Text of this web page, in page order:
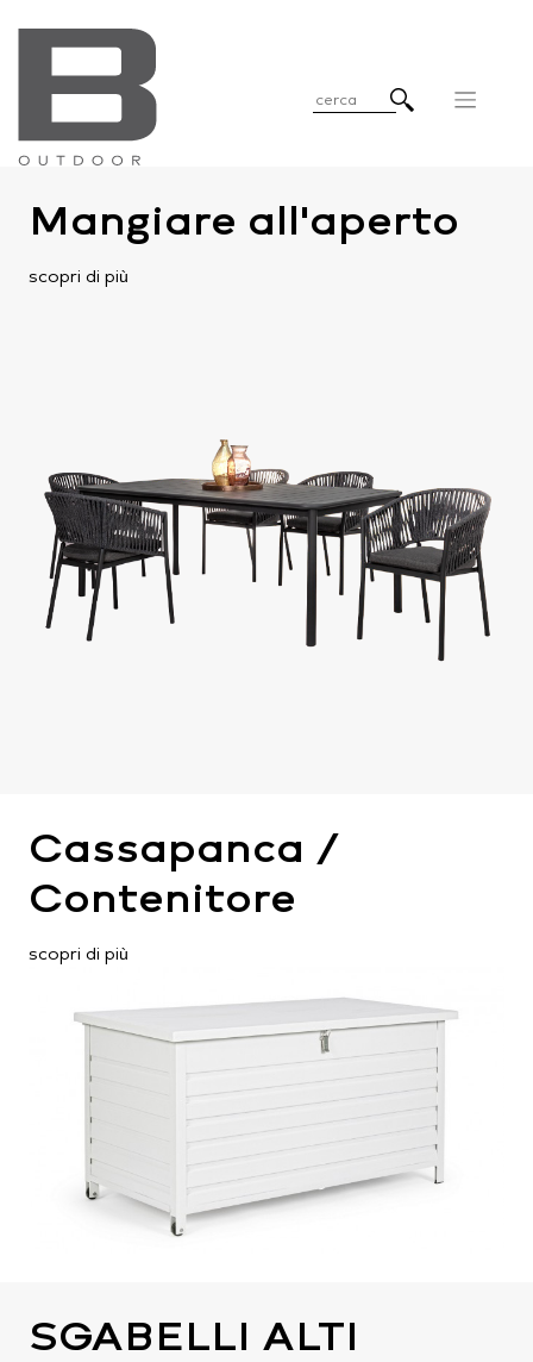
Mangiare all'aperto
scopri di più
Cassapanca /
Contenitore
scopri di più
SGABELLI ALTI